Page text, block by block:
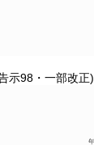
示98・一部改正)